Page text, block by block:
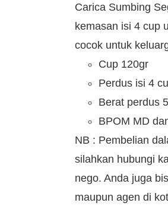
Rp22,000.
Carica Sumbing
kemasan isi 4 cup
cocok untuk
Cup 120gr
Perdus isi 4
Berat perdus
BPOM MD
NB : Pembelian
silahkan hubungi
nego. Anda juga
maupun agen di